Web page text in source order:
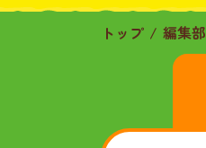
トップ 編集